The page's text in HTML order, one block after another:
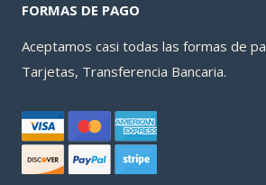
FORMAS DE PAGO
Aceptamos casi todas las formas de
Tarjetas, Transferencia Bancaria.